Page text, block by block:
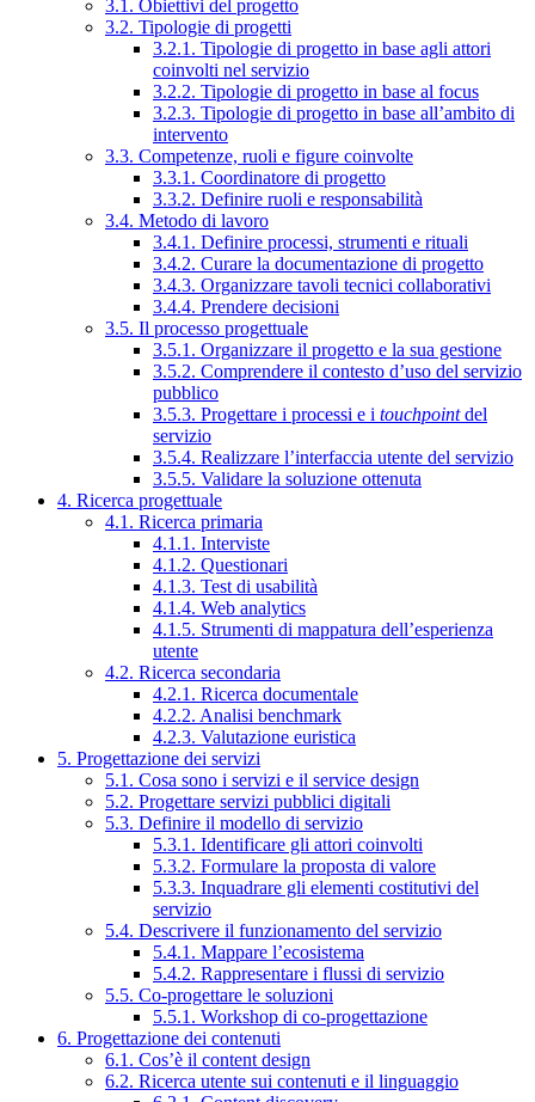
3.1. Obiettivi del progetto
3.2. Tipologie di progetti
3.2.1. Tipologie di progetto in base agli attori
coinvolti nel servizio
3.2.2. Tipologie di progetto in base al focus
3.2.3. Tipologie di progetto in base all’ambito di
intervento
3.3. Competenze, ruoli e figure coinvolte
3.3.1. Coordinatore di progetto
3.3.2. Definire ruoli e responsabilità
3.4. Metodo di lavoro
3.4.1. Definire processi, strumenti e rituali
3.4.2. Curare la documentazione di progetto
3.4.3. Organizzare tavoli tecnici collaborativi
3.4.4. Prendere decisioni
3.5. Il processo progettuale
3.5.1. Organizzare il progetto e la sua gestione
3.5.2. Comprendere il contesto d’uso del servizio
pubblico
3.5.3. Progettare i processi e i touchpointdel
servizio
3.5.4. Realizzare l’interfaccia utente del servizio
3.5.5. Validare la soluzione ottenuta
4. Ricerca progettuale
4.1. Ricerca primaria
4.1.1. Interviste
4.1.2. Questionari
4.1.3. Test di usabilità
4.1.4. Web analytics
4.1.5. Strumenti di mappatura dell’esperienza
utente
4.2. Ricerca secondaria
4.2.1. Ricerca documentale
4.2.2. Analisi benchmark
4.2.3. Valutazione euristica
5. Progettazione dei servizi
5.1. Cosa sono i servizi e il service design
5.2. Progettare servizi pubblici digitali
5.3. Definire il modello di servizio
5.3.1. Identificare gli attori coinvolti
5.3.2. Formulare la proposta di valore
5.3.3. Inquadrare gli elementi costitutivi del
servizio
5.4. Descrivere il funzionamento del servizio
5.4.1. Mappare l’ecosistema
5.4.2. Rappresentare i flussi di servizio
5.5. Co-progettare le soluzioni
5.5.1. Workshop di co-progettazione
6. Progettazione dei contenuti
6.1. Cos’è il content design
6.2. Ricerca utente sui contenuti e il linguaggio